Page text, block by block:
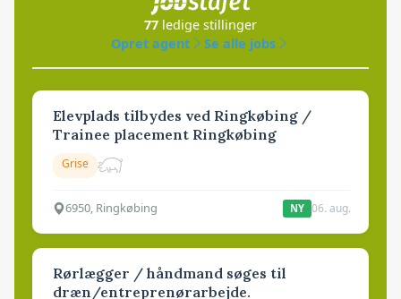
77 ledige stillinger
Opret agent
Se alle jobs
Elevplads tilbydes ved Ringkøbing /
Trainee placement Ringkøbing
Grise
6950, Ringkøbing NY 06. aug.
Rørlægger / håndmand søges til
dræn/entreprenørarbejde.